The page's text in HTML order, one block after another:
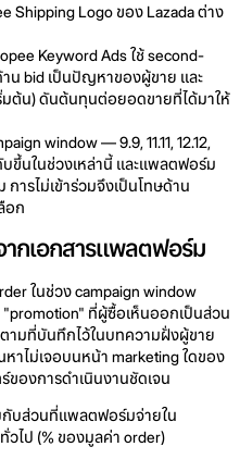
Shipping Logo ของ Lazada ต่าง
Keyword Ads ใช้ second-
น bid เป็นปัญหาของผู้ขาย และ
มต้น) ดันต้นทุนต่อยอดขายที่ได้มาให้
window — 9.9, 11.11, 12.12,
บขึ้นในช่วงเหล่านี้ และแพลตฟอร์ม
ารไม่เข้าร่วมจึงเป็นโทษด้าน
อก
ากเอกสารแพลตฟอร์ม
ในช่วง campaign window
ที่ผู้ซื้อเห็นออกเป็นส่วน
ามที่บันทึกไว้ในบทความฝั่งผู้ขาย
ไม่เจอบนหน้า marketing ใดของ
องการดำเนินงานชัดเจน
บส่วนที่แพลตฟอร์มจ่ายใน
วไป (% ของมูลค่า order)